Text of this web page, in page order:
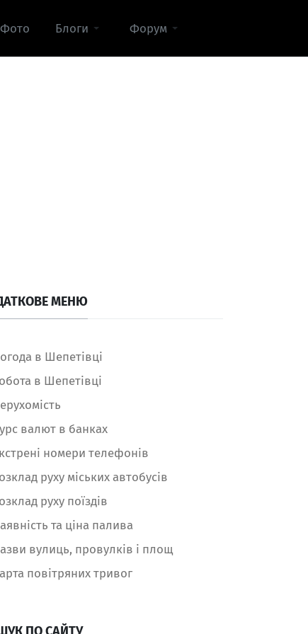
Фото Блоги Форум
МЕНЮ
в Шепетівці
в Шепетівці
валют в банках
номери телефонів
руху міських автобусів
руху поїздів
та ціна палива
вулиць, провулків і площ
повітряних тривог